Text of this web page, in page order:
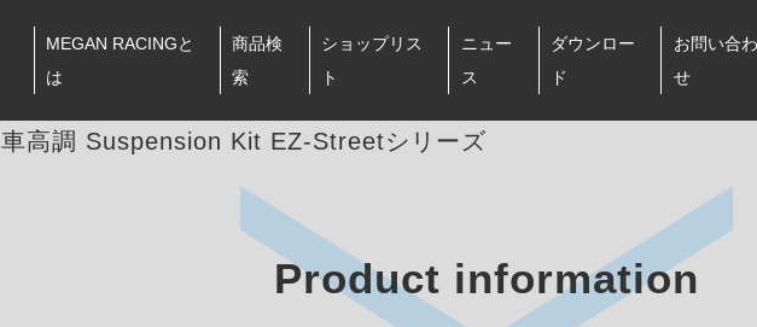
MEGAN RACINGと
は
商品検
索
ショップリス
ト
ニュー
ス
ダウンロー
ド
お問い合わ
せ
車高調 Suspension Kit EZ-Streetシリーズ
Product information